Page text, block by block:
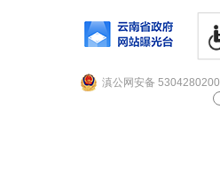
滇公网安备